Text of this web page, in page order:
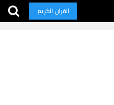
القران الكريم